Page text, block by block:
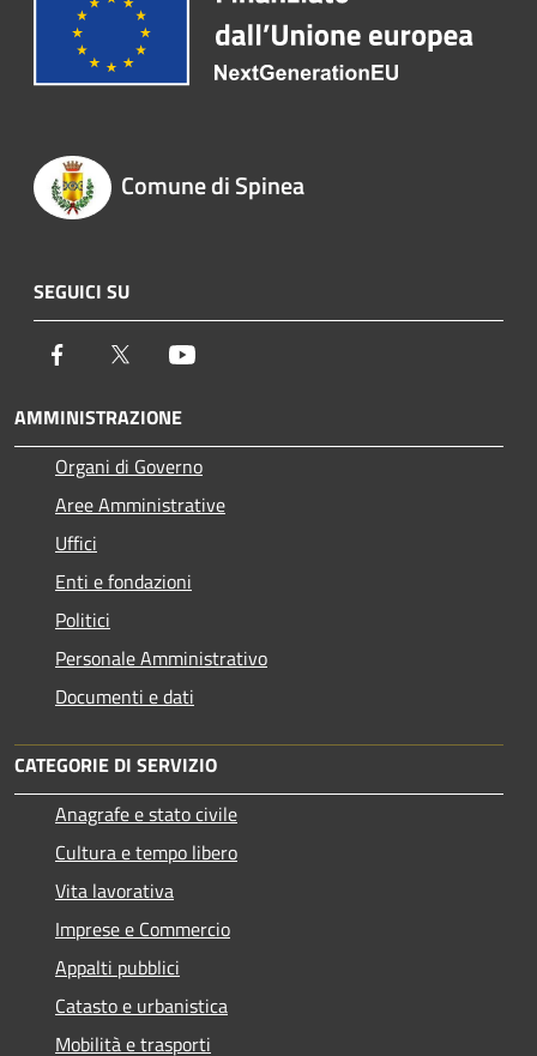
Comune di Spinea
SEGUICI SU
Facebook Twitter
AMMINISTRAZIONE
Organi di Governo
Aree Amministrative
Uffici
Enti e fondazioni
Politici
Personale Amministrativo
Documenti e dati
CATEGORIE DI SERVIZIO
Anagrafe e stato civile
Cultura e tempo libero
Vita lavorativa
Imprese e Commercio
Appalti pubblici
Catasto e urbanistica
Mobilità e trasporti